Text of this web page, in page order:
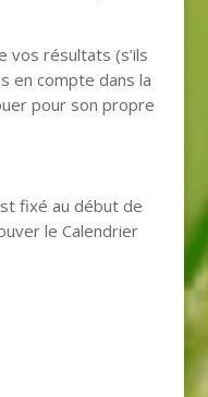
vos résultats (s’ils
en compte dans la
pour son propre
fixé au début de
le Calendrier